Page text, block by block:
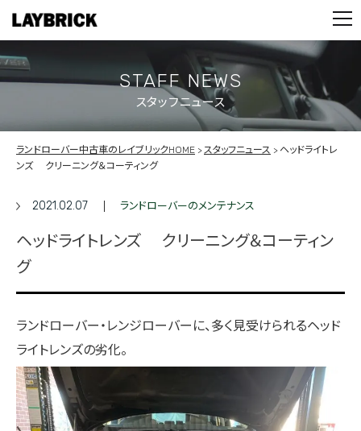
PARTS
CONTACT
PRIVACY POLICY
STAFF NEWS
スタッフニュース
ランドローバー中古車のレイブリックHOME スタッフニュース
ヘッドライトレ
ンズ クリーニング＆コーティング
2021.02.07 ランドローバーのメンテナンス
ヘッドライトレンズ クリーニング＆コーティン
グ
ランドローバー・レンジローバーに、多く見受けられるヘッド
ライトレンズの劣化。